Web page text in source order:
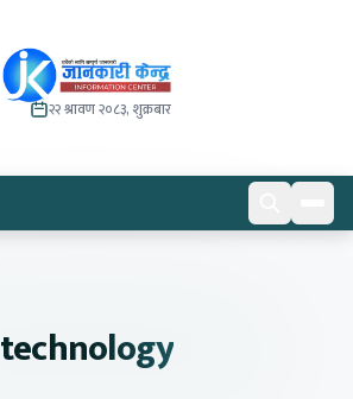
२२ श्रावण २०८३, शुक्रबार
technology